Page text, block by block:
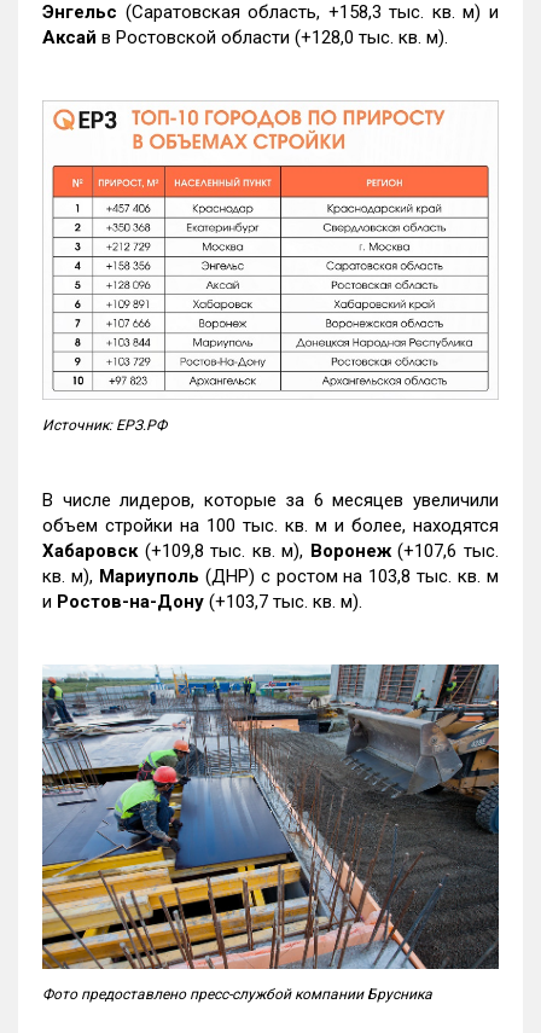
Энгельс (Саратовская область, +158,3 тыс. кв. м) и
Аксай в Ростовской области (+128,0 тыс. кв. м).
Источник: ЕРЗ.РФ
В числе лидеров, которые за 6 месяцев увеличили
объем стройки на 100 тыс. кв. м и более, находятся
Хабаровск (+109,8 тыс. кв. м), Воронеж(+107,6 тыс.
кв. м), Мариуполь (ДНР) с ростом на 103,8 тыс. кв. м
и Ростов-на-Дону (+103,7 тыс. кв. м).
Фото предоставлено пресс-службой компании Брусника